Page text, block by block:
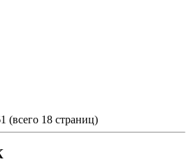
(всего 18 страниц)